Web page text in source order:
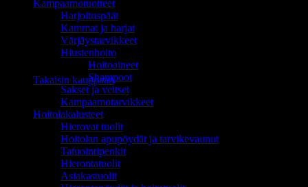
Ostoskori on tyhjä.
Takaisin kauppaan
Kampaamotuotteet
Harjoituspäät
Kammat ja harjat
Värjäystarvikkeet
Hiustenhoito
Hoitoaineet
Shampoot
Sakset ja veitset
Kampaamotarvikkeet
Hoitolakalusteet
Hierovat tuolit
Hoitolan apupöydät ja tarvikevaunut
Tatuointipenkit
Hierontatuolit
Asiakastuolit